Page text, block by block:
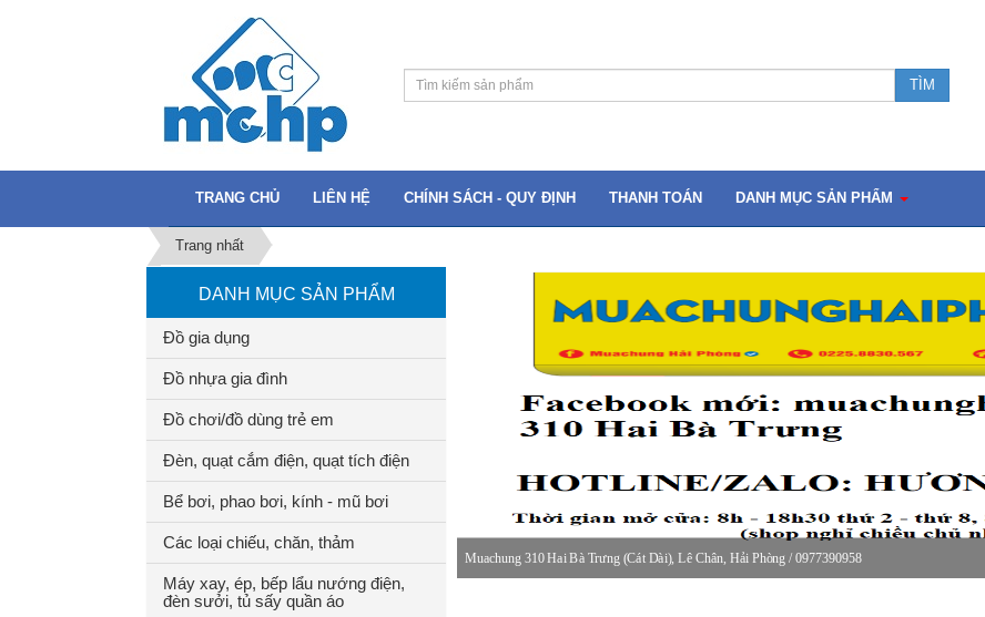
TRANG CHỦ LIÊN HỆ CHÍNH SÁCH - QUY ĐỊNH THANH TOÁN DANH MỤC SẢN PHẨM
Trang nhất
DANH MỤC SẢN PHẨM
Đồ gia dụng
Đồ nhựa gia đình
Đồ chơi/đồ dùng trẻ em
Đèn, quạt cắm điện, quạt tích điện
Bể bơi, phao bơi, kính - mũ bơi
Các loại chiếu, chăn, thảm
Máy xay, ép, bếp lẩu nướng điện,
đèn sưởi, tủ sấy quần áo
Muachung 310 Hai Bà Trưng (Cát Dài), Lê Chân, Hải Phòng / 0977390958